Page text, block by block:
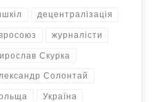
децентралізація
журналісти
Скурка
Солонтай
Україна